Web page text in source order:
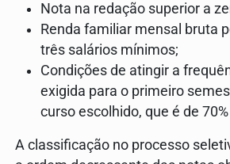
Nota na redação superior a
Renda familiar mensal bruta
três salários mínimos;
Condições de atingir a
exigida para o primeiro
curso escolhido, que é de
A classificação no processo